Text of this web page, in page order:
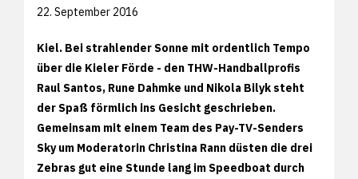
22. September 2016
Kiel. Bei strahlender Sonne mit ordentlich Tempo
über die Kieler Förde - den THW-Handballprofis
Raul Santos, Rune Dahmke und Nikola Bilyk steht
der Spaß förmlich ins Gesicht geschrieben.
Gemeinsam mit einem Team des Pay-TV-Senders
Sky um Moderatorin Christina Rann düsten die drei
Zebras gut eine Stunde lang im Speedboat durch